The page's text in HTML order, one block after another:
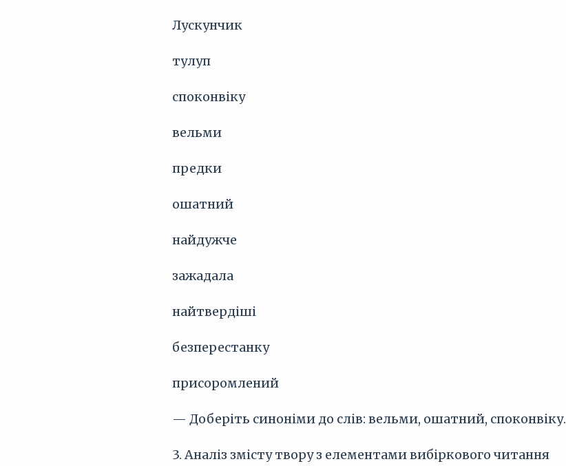
Лускунчик
тулуп
споконвіку
вельми
предки
ошатний
найдужче
зажадала
найтвердіші
безперестанку
присоромлений
— Доберіть синоніми до слів: вельми, ошатний, споконвіку.
3. Аналіз змісту твору з елементами вибіркового читання